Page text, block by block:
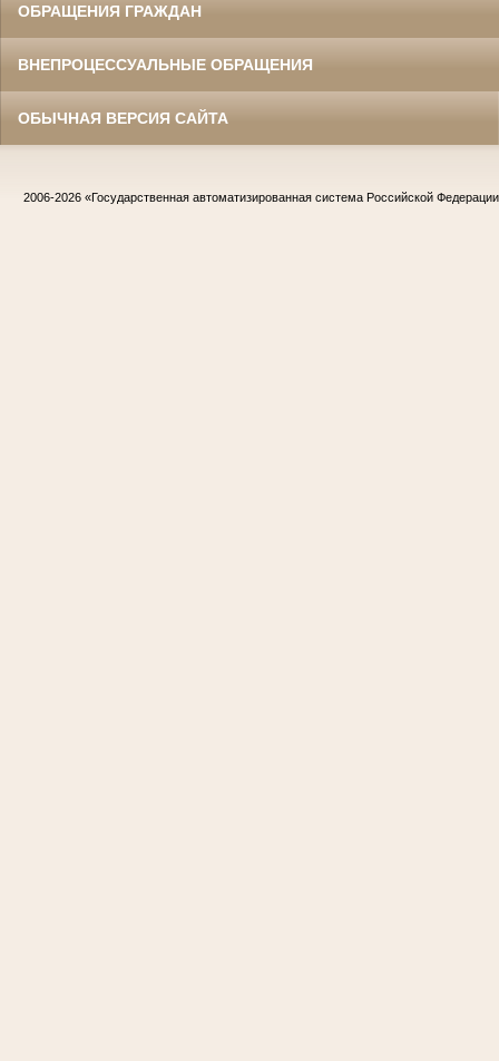
ОБРАЩЕНИЯ ГРАЖДАН
ВНЕПРОЦЕССУАЛЬНЫЕ ОБРАЩЕНИЯ
ОБЫЧНАЯ ВЕРСИЯ САЙТА
2006-2026 «Государственная автоматизированная система Российской